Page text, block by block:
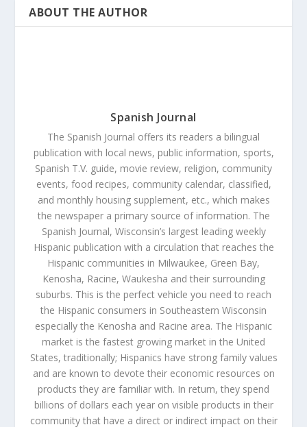
ABOUT THE AUTHOR
Spanish Journal
The Spanish Journal offers its readers a bilingual
publication with local news, public information, sports,
Spanish T.V. guide, movie review, religion, community
events, food recipes, community calendar, classified,
and monthly housing supplement, etc., which makes
the newspaper a primary source of information. The
Spanish Journal, Wisconsin’s largest leading weekly
Hispanic publication with a circulation that reaches the
Hispanic communities in Milwaukee, Green Bay,
Kenosha, Racine, Waukesha and their surrounding
suburbs. This is the perfect vehicle you need to reach
the Hispanic consumers in Southeastern Wisconsin
especially the Kenosha and Racine area. The Hispanic
market is the fastest growing market in the United
States, traditionally; Hispanics have strong family values
and are known to devote their economic resources on
products they are familiar with. In return, they spend
billions of dollars each year on visible products in their
community that have a direct or indirect impact on their